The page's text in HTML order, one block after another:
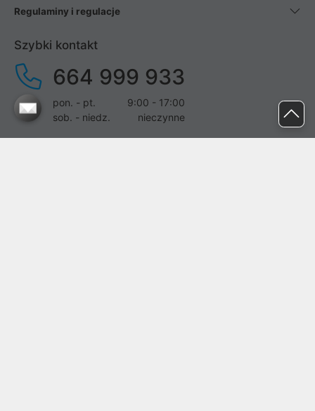
Regulaminy i regulacje
Szybki kontakt
664 999 933
pon. - pt.
9:00 - 17:00
sob. - niedz.
nieczynne